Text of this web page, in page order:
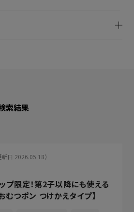
索結果
日 2026.05.18）
プ限定！第2子以降にも使える
むつポン つけかえタイプ】